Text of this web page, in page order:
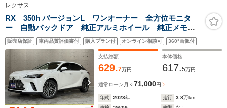
レクサス
RX 350h バージョンL ワンオーナー 全方位モニタ
ー 自動バックドア 純正アルミホイール 純正メモリ
ーナビ フルセグ Bluetooth接続可 ETC2.0 LEDラ
イト レーダークルーズ コーナーセンサー 革シー
ト シートヒーター
販売店保証 車両品質評価書付 購入プラン付 オンライン相談可 360°画像付
支払総額
629.7万円
本体価格
617.5万円
通常ローン 月々71,000円
年式 2023年 走行 3.8万km